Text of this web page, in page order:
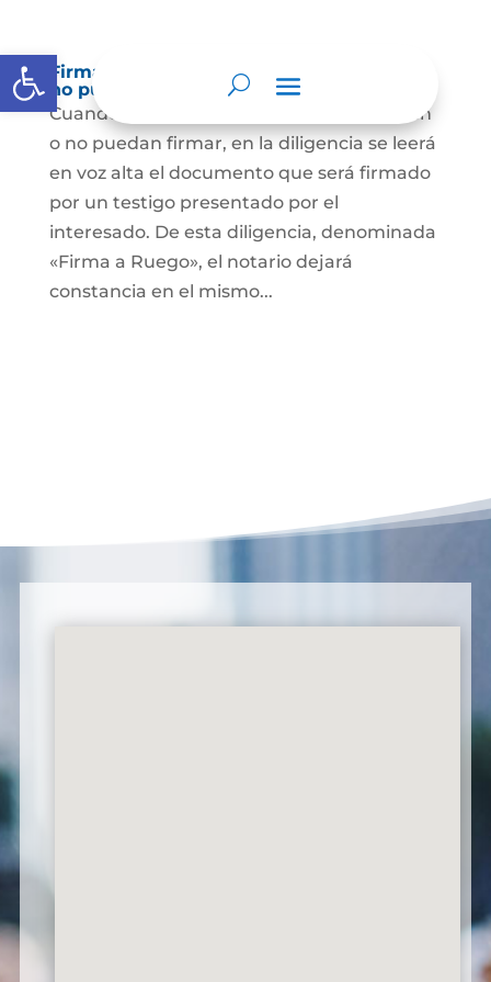
Abrir barra de herramientas
Firma a Ruego – Personas que no saben o
no puede firmar
Cuando se trate de personas que no sepan
o no puedan firmar, en la diligencia se leerá
en voz alta el documento que será firmado
por un testigo presentado por el
interesado. De esta diligencia, denominada
«Firma a Ruego», el notario dejará
constancia en el mismo...